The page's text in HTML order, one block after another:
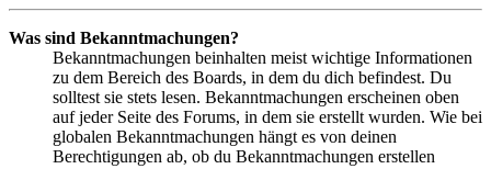
Was sind Bekanntmachungen?
Bekanntmachungen beinhalten meist wichtige Informationen
zu dem Bereich des Boards, in dem du dich befindest. Du
solltest sie stets lesen. Bekanntmachungen erscheinen oben
auf jeder Seite des Forums, in dem sie erstellt wurden. Wie bei
globalen Bekanntmachungen hängt es von deinen
Berechtigungen ab, ob du Bekanntmachungen erstellen